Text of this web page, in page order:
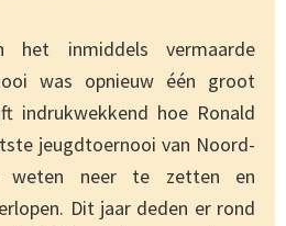
het inmiddels vermaarde
was opnieuw één groot
indrukwekkend hoe Ronald
jeugdtoernooi van Noord-
weten neer te zetten en
Dit jaar deden er rond